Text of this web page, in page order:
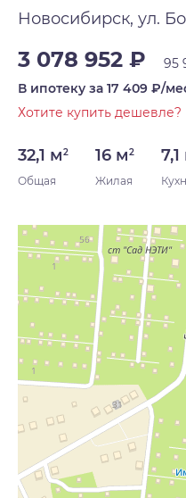
Новосибирск, ул.
3 078 952 ₽ 95
В ипотеку за 17 409 ₽/
Хотите купить дешевле?
32,1 м2
Общая
16 м2
Жилая